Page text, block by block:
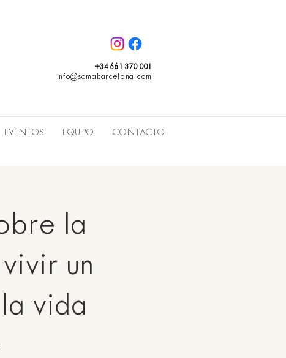
+34 661 370 001
info@samabarcelona.com
EVENTOS EQUIPO CONTACTO
la
un
vida